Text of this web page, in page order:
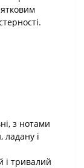
з нотами
ладану і
і тривалий